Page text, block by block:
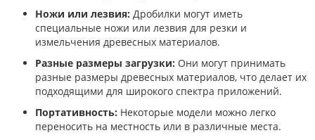
Ножи или лезвия: Дробилки могут иметь
специальные ножи или лезвия для резки и
измельчения древесных материалов.
Разные размеры загрузки: Они могут принимать
разные размеры древесных материалов, что делает их
подходящими для широкого спектра приложений.
Портативность: Некоторые модели можно легко
переносить на местность или в различные места.